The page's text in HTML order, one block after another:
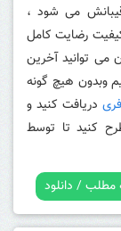
می شود ،
رضایت کامل
می توانید آخرین
وبدون هیچ گونه
دریافت کنید و
کنید تا توسط
مطلب / دانلود